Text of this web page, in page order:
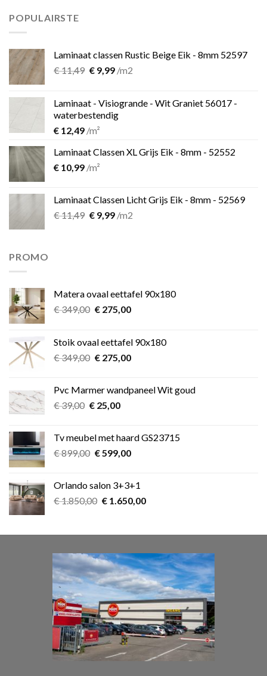
POPULAIRSTE
Laminaat classen Rustic Beige Eik - 8mm 52597
€11,49 Oorspronkelijke
€ 11,49.
€9,99Huidige
€ 9,99.
/m2
Laminaat - Visiogrande - Wit Graniet 56017 -
waterbestendig
€ 12,49 /m²
Laminaat Classen XL Grijs Eik - 8mm - 52552
€ 10,99 /m²
Laminaat Classen Licht Grijs Eik - 8mm - 52569
€11,49 Oorspronkelijke
€9,99Huidige
/m2
PROMO
Matera ovaal eettafel 90x180
€349,00 Oorspronkelijke
€ 349,00.
€275,00Huidige
€ 275,00.
Stoik ovaal eettafel 90x180
€349,00 Oorspronkelijke
€ 349,00.
€275,00Huidige
€ 275,00.
Pvc Marmer wandpaneel Wit goud
€39,00 Oorspronkelijke
€ 39,00.
€25,00Huidige
€ 25,00.
Tv meubel met haard GS23715
€899,00 Oorspronkelijke
€ 899,00.
€599,00Huidige
€ 599,00.
Orlando salon 3+3+1
€1.850,00 Oorspronkelijke
€ 1.850,00.
€1.650,00Huidige
€ 1.650,00.